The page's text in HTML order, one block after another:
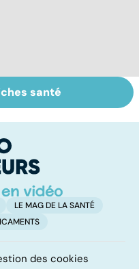
de gamètes :
pour et le
de
santé
LE MAG DE LA SANTÉ
des cookies